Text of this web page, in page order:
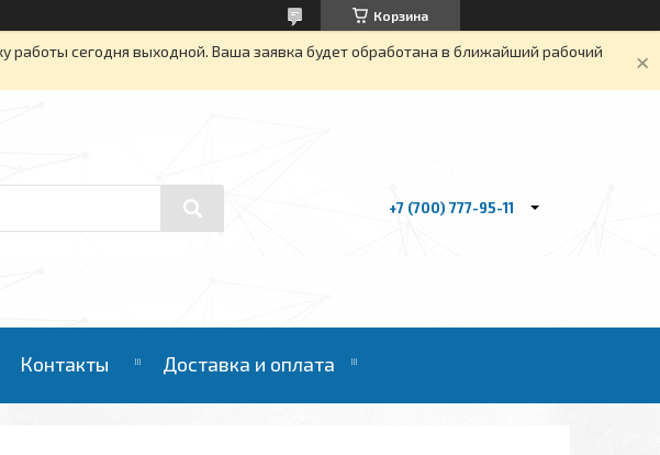
Корзина
работы сегодня выходной. Ваша заявка будет обработана в ближайший рабочий
+7 (700) 777-95-11
Контакты Доставка и оплата